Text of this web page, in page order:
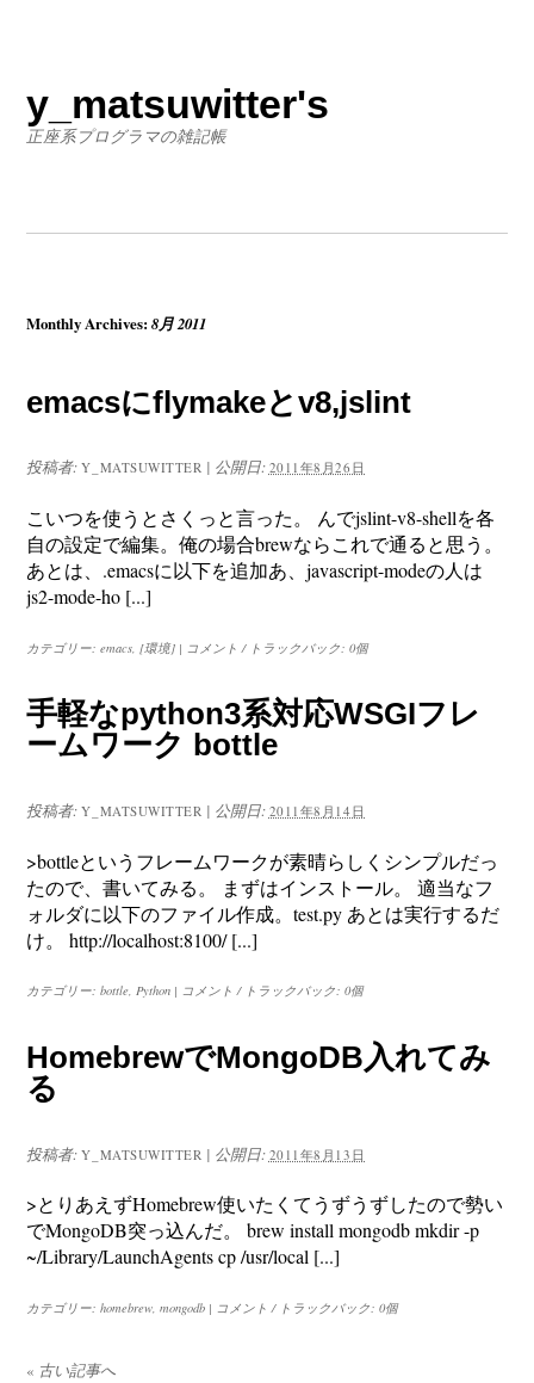
y_matsuwitter's
正座系プログラマの雑記帳
Monthly Archives:8月 2011
emacsにflymakeとv8,jslint
投稿者:Y_MATSUWITTER | 公開日: 2011年8月26日
こいつを使うとさくっと言った。 んでjslint-v8-shellを各
自の設定で編集。俺の場合brewならこれで通ると思う。
あとは、.emacsに以下を追加あ、javascript-modeの人は
js2-mode-ho [...]
カテゴリー:emacs [環境] | コメント / トラックバック: 0個
手軽なpython3系対応WSGIフレ
ームワーク bottle
投稿者:Y_MATSUWITTER | 公開日: 2011年8月14日
>bottleというフレームワークが素晴らしくシンプルだっ
たので、書いてみる。 まずはインストール。 適当なフ
ォルダに以下のファイル作成。test.py あとは実行するだ
け。 http://localhost:8100/ [...]
カテゴリー:bottle,Python | コメント / トラックバック: 0個
HomebrewでMongoDB入れてみ
る
投稿者:Y_MATSUWITTER | 公開日: 2011年8月13日
>とりあえずHomebrew使いたくてうずうずしたので勢い
でMongoDB突っ込んだ。 brew install mongodb mkdir -p
~/Library/LaunchAgents cp /usr/local [...]
カテゴリー:homebrew,mongodb | コメント / トラックバック: 0個
« 古い記事へ